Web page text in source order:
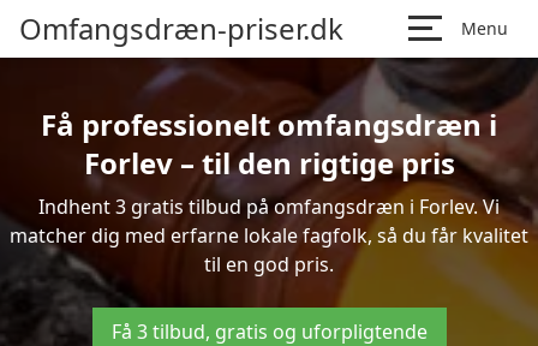
Omfangsdræn-priser.dk Menu
Få professionelt omfangsdræn i
Forlev – til den rigtige pris
Indhent 3 gratis tilbud på omfangsdræn i Forlev. Vi
matcher dig med erfarne lokale fagfolk, så du får kvalitet
til en god pris.
Få 3 tilbud, gratis og uforpligtende